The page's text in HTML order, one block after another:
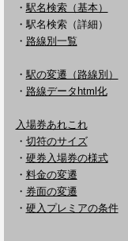
・ 駅名検索（基本）
・駅名検索（詳細）
・ 路線別一覧
・ 駅の変遷（路線別）
・ 路線データhtml化
入場券あれこれ
・ 切符のサイズ
・ 硬券入場券の様式
・ 料金の変遷
・ 券面の変遷
・ 硬入プレミアの条件